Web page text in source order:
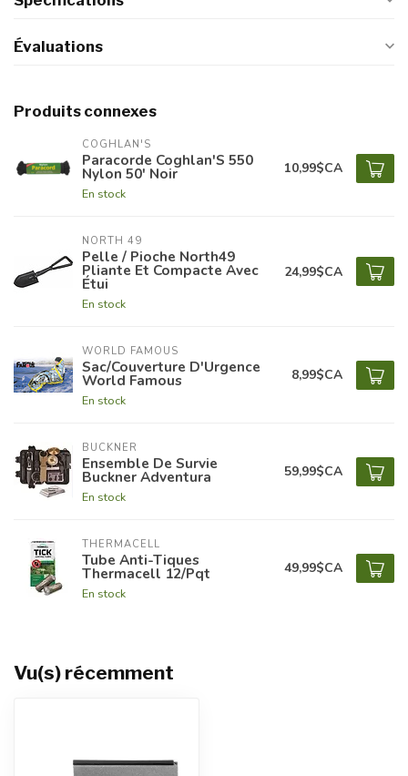
Évaluations
Produits connexes
COGHLAN'S
Paracorde Coghlan'S 550
Nylon 50' Noir
En stock
10,99$CA
NORTH 49
Pelle / Pioche North49
Pliante Et Compacte Avec
Étui
En stock
24,99$CA
WORLD FAMOUS
Sac/Couverture D'Urgence
World Famous
En stock
8,99$CA
BUCKNER
Ensemble De Survie
Buckner Adventura
En stock
59,99$CA
THERMACELL
Tube Anti-Tiques
Thermacell 12/Pqt
En stock
49,99$CA
Vu(s) récemment